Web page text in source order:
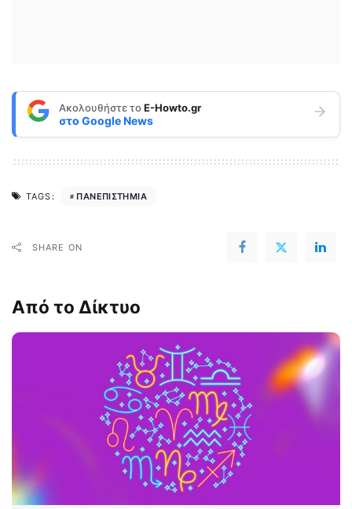
Ακολουθήστε τοE-Howto.gr
στο Google News
TAGS: ΠΑΝΕΠΙΣΤΗΜΙΑ
SHARE ON
Από το Δίκτυο